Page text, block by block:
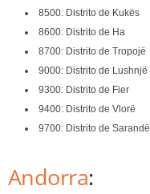
8500: Distrito de Kukës
8600: Distrito de Ha
8700: Distrito de Tropojë
9000: Distrito de Lushnjë
9300: Distrito de Fier
9400: Distrito de Vlorë
9700: Distrito de Sarandë
Andorra: